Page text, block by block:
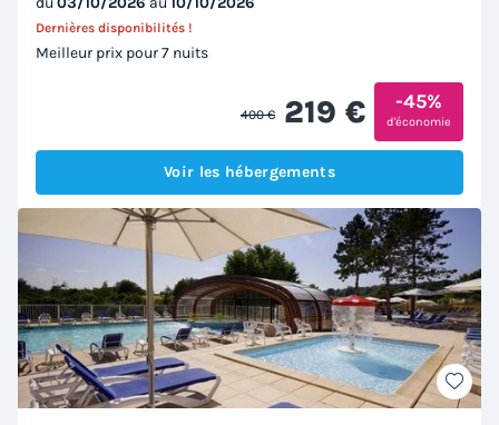
Meilleur prix pour 7 nuits
Dernières disponibilités !
400 € 219 € -45%
d'économie
Voir les hébergements